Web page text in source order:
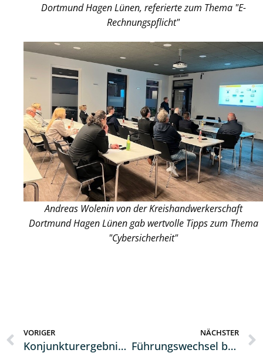
Dortmund Hagen Lünen, referierte zum Thema "E-
Rechnungspflicht"
Andreas Wolenin von der Kreishandwerkerschaft
Dortmund Hagen Lünen gab wertvolle Tipps zum Thema
"Cybersicherheit"
VORIGER
Konjunkturergebnisse Herbst 2024 + Mobilität im Handwerk
NÄCHSTER
Führungswechsel bei der SHK-Innung Dortmund und Lünen